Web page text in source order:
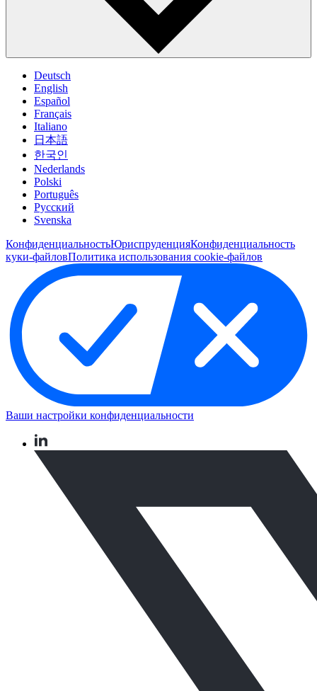
Deutsch
English
Español
Français
Italiano
日本語
한국인
Nederlands
Polski
Português
Pусский
Svenska
КонфиденциальностьЮриспруденцияКонфиденциальность
куки-файловПолитика использования cookie-файлов
Ваши настройки конфиденциальности